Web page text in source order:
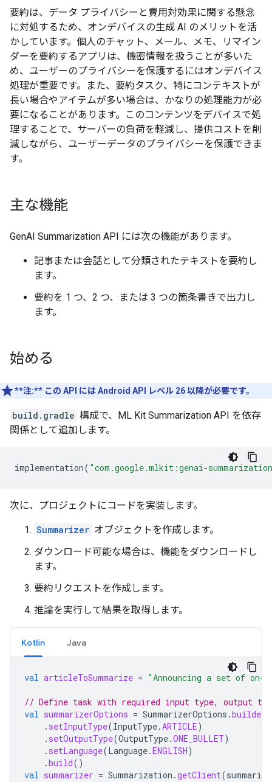
要約は、データ プライバシーと費用対効果に関する懸念
に対処するため、オンデバイスの生成 AI のメリットを活
かしています。個人のチャット、メール、メモ、リマイン
ダーを要約するアプリは、機密情報を扱うことが多いた
め、ユーザーのプライバシーを保護するにはオンデバイス
処理が重要です。また、要約タスク、特にコンテキストが
長い場合やアイテムが多い場合は、かなりの処理能力が必
要になることがあります。このコンテンツをデバイスで処
理することで、サーバーの負荷を軽減し、提供コストを削
減しながら、ユーザーデータのプライバシーを保護できま
す。
主な機能
GenAI Summarization API には次の機能があります。
記事または会話として分類されたテキストを要約し
ます。
要約を 1 つ、2 つ、または 3 つの箇条書きで出力し
ます。
始める
**注:** この API には Android API レベル 26 以降が必要です。
build.gradle 構成で、ML Kit Summarization API を依存
関係として追加します。
implementation( "com.google.mlkit:genai-
次に、プロジェクトにコードを実装します。
Summarizer オブジェクトを作成します。
ダウンロード可能な場合は、機能をダウンロードし
ます。
要約リクエストを作成します。
推論を実行して結果を取得します。
Kotlin Java
val articleToSummarize = "Announcing a set of on-
// Define task with required input type, output
val summarizerOptions = SummarizerOptions .builder
. setInputType(InputType.ARTICLE)
. setOutputType(OutputType.ONE_BULLET)
. setLanguage(Language.ENGLISH)
.build()
val summarizer = Summarization .getClient(